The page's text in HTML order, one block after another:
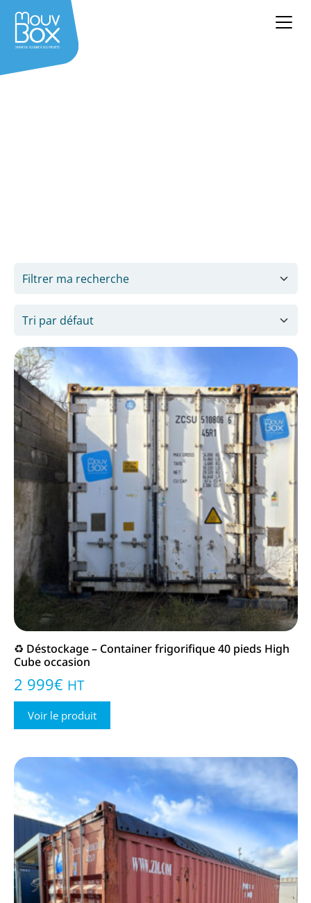
Filtrer ma recherche
20' 3
40' 2
État
Occasion 6
Occasion étanche
2
Spécificités
Bureau 6
High Cube
Open top
1
Sanitaire 1
♻️ Déstockage – Container frigorifique 40 pieds High
Cube occasion
2 999€ HT
Voir le produit